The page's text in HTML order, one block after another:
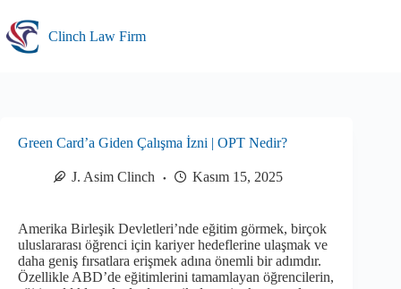
content
Clinch Law Firm
Green Card’a Giden Çalışma İzni | OPT Nedir?
J. Asim Clinch Kasım 15, 2025
Amerika Birleşik Devletleri’nde eğitim görmek, birçok
uluslararası öğrenci için kariyer hedeflerine ulaşmak ve
daha geniş fırsatlara erişmek adına önemli bir adımdır.
Özellikle ABD’de eğitimlerini tamamlayan öğrencilerin,